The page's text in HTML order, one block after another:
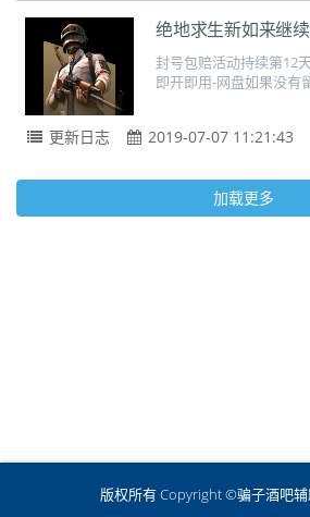
绝地求生新如来继
封号包赔活动持续第12
即开即用-网盘如果没有
更新日志 2019-07-07 11:21:43
加载更多
版权所有 Copyright ©骗子酒吧辅